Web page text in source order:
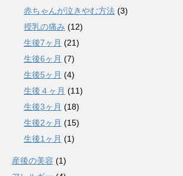
赤ちゃんが泣きやむ方法 (3)
授乳の痛み (12)
生後7ヶ月 (21)
生後6ヶ月 (7)
生後5ヶ月 (4)
生後４ヶ月 (11)
生後3ヶ月 (18)
生後2ヶ月 (15)
生後1ヶ月 (1)
産後の美容 (1)